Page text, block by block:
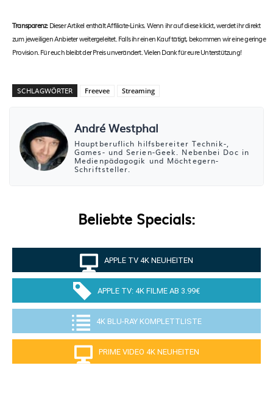
Transparenz:Dieser Artikel enthält Affiliate-Links. Wenn ihr auf diese klickt, werdet ihr direkt
zum jeweiligen Anbieter weitergeleitet. Falls ihr einen Kauf tätigt, bekommen wir eine geringe
Provision. Für euch bleibt der Preis unverändert. Vielen Dank für eure Unterstützung!
SCHLAGWÖRTER Freevee Streaming
André Westphal
Hauptberuflich hilfsbereiter Technik-,
Games- und Serien-Geek. Nebenbei Doc in
Medienpädagogik und Möchtegern-
Schriftsteller.
Beliebte Specials:
APPLE TV 4K NEUHEITEN
APPLE TV: 4K FILME AB 3.99€
4K BLU-RAY KOMPLETTLISTE
PRIME VIDEO 4K NEUHEITEN